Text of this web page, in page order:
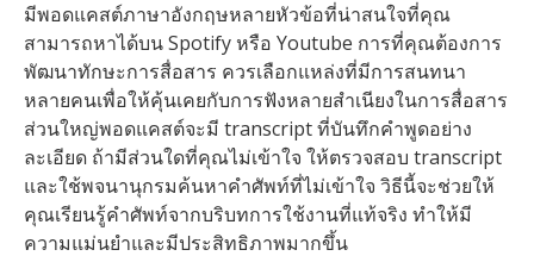
มีพอดแคสต์ภาษาอังกฤษหลายหัวข้อที่น่าสนใจที่คุณ
สามารถหาได้บน Spotify หรือ Youtube การที่คุณต้องการ
พัฒนาทักษะการสื่อสาร ควรเลือกแหล่งที่มีการสนทนา
หลายคนเพื่อให้คุ้นเคยกับการฟังหลายสำเนียงในการสื่อสาร
ส่วนใหญ่พอดแคสต์จะมี transcript ที่บันทึกคำพูดอย่าง
ละเอียด ถ้ามีส่วนใดที่คุณไม่เข้าใจ ให้ตรวจสอบ transcript
และใช้พจนานุกรมค้นหาคำศัพท์ที่ไม่เข้าใจ วิธีนี้จะช่วยให้
คุณเรียนรู้คำศัพท์จากบริบทการใช้งานที่แท้จริง ทำให้มี
ความแม่นยำและมีประสิทธิภาพมากขึ้น